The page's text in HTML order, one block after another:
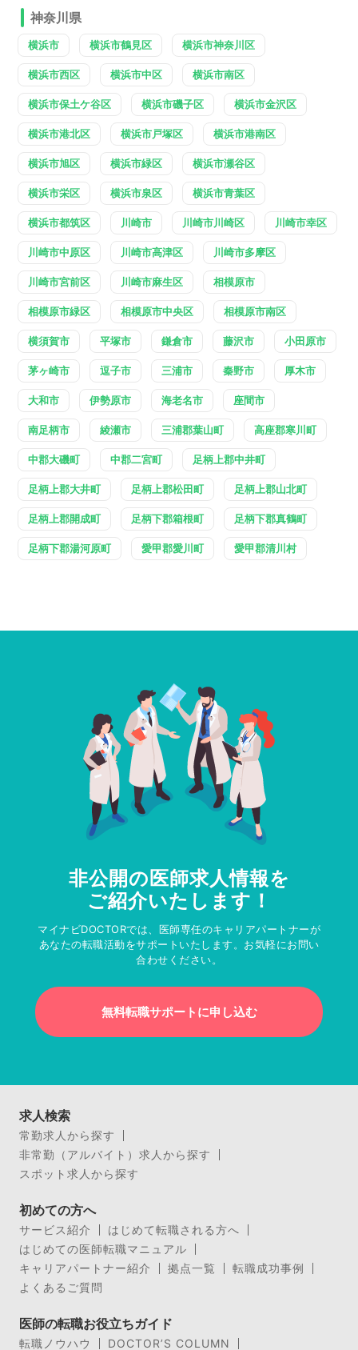
神奈川県
横浜市 横浜市鶴見区 横浜市神奈川区
横浜市西区 横浜市中区 横浜市南区
横浜市保土ケ谷区 横浜市磯子区 横浜市金沢区
横浜市港北区 横浜市戸塚区 横浜市港南区
横浜市旭区 横浜市緑区 横浜市瀬谷区
横浜市栄区 横浜市泉区 横浜市青葉区
横浜市都筑区 川崎市 川崎市川崎区 川崎市幸区
川崎市中原区 川崎市高津区 川崎市多摩区
川崎市宮前区 川崎市麻生区 相模原市
相模原市緑区 相模原市中央区 相模原市南区
横須賀市 平塚市 鎌倉市 藤沢市 小田原市
茅ヶ崎市 逗子市 三浦市 秦野市 厚木市
大和市 伊勢原市 海老名市 座間市
南足柄市 綾瀬市 三浦郡葉山町 高座郡寒川町
中郡大磯町 中郡二宮町 足柄上郡中井町
足柄上郡大井町 足柄上郡松田町 足柄上郡山北町
足柄上郡開成町 足柄下郡箱根町 足柄下郡真鶴町
足柄下郡湯河原町 愛甲郡愛川町 愛甲郡清川村
非公開の医師求人情報を
ご紹介いたします！
マイナビDOCTORでは、医師専任のキャリアパートナーが
あなたの転職活動をサポートいたします。お気軽にお問い
合わせください。
無料転職サポートに申し込む
求人検索
常勤求人から探す
非常勤（アルバイト）求人から探す
スポット求人から探す
初めての方へ
サービス紹介
はじめて転職される方へ
はじめての医師転職マニュアル
キャリアパートナー紹介
拠点一覧
転職成功事例
よくあるご質問
医師の転職お役立ちガイド
転職ノウハウ DOCTOR’S COLUMN